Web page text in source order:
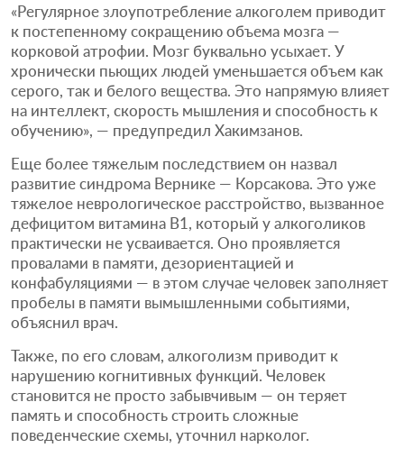
«Регулярное злоупотребление алкоголем приводит
к постепенному сокращению объема мозга —
корковой атрофии. Мозг буквально усыхает. У
хронически пьющих людей уменьшается объем как
серого, так и белого вещества. Это напрямую влияет
на интеллект, скорость мышления и способность к
обучению», — предупредил Хакимзанов.
Еще более тяжелым последствием он назвал
развитие синдрома Вернике — Корсакова. Это уже
тяжелое неврологическое расстройство, вызванное
дефицитом витамина B1, который у алкоголиков
практически не усваивается. Оно проявляется
провалами в памяти, дезориентацией и
конфабуляциями — в этом случае человек заполняет
пробелы в памяти вымышленными событиями,
объяснил врач.
Также, по его словам, алкоголизм приводит к
нарушению когнитивных функций. Человек
становится не просто забывчивым — он теряет
память и способность строить сложные
поведенческие схемы, уточнил нарколог.